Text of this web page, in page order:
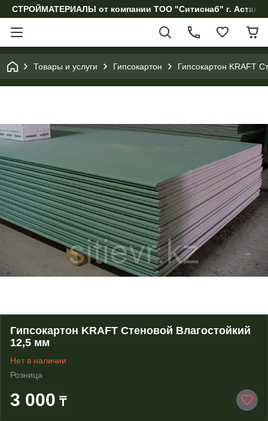
СТРОЙМАТЕРИАЛЫ от компании ТОО "Ситиснаб" г. Астана,
Товары и услуги Гипсокартон Гипсокартон KRAFT
Гипсокартон KRAFT Стеновой Влагостойкий
12,5 мм
Нет в наличии
Розница
3 000 ₸